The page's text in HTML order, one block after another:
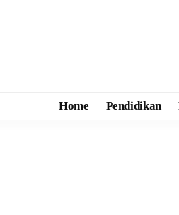
Home Pendidikan